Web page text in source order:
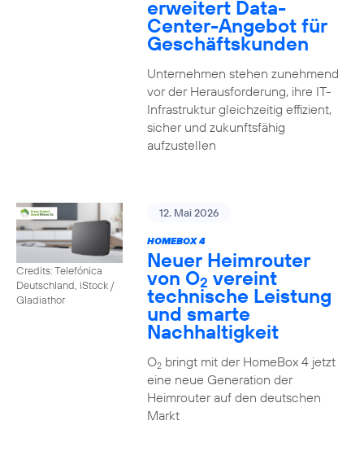
erweitert Data-
Center-Angebot für
Geschäftskunden
Unternehmen stehen zunehmend
vor der Herausforderung, ihre IT-
Infrastruktur gleichzeitig effizient,
sicher und zukunftsfähig
aufzustellen
Credits: Telefónica
Deutschland, iStock /
Gladiathor
12. Mai 2026
HOMEBOX 4
Neuer Heimrouter
von O2 vereint
technische Leistung
und smarte
Nachhaltigkeit
O2bringt mit der HomeBox 4 jetzt
eine neue Generation der
Heimrouter auf den deutschen
Markt